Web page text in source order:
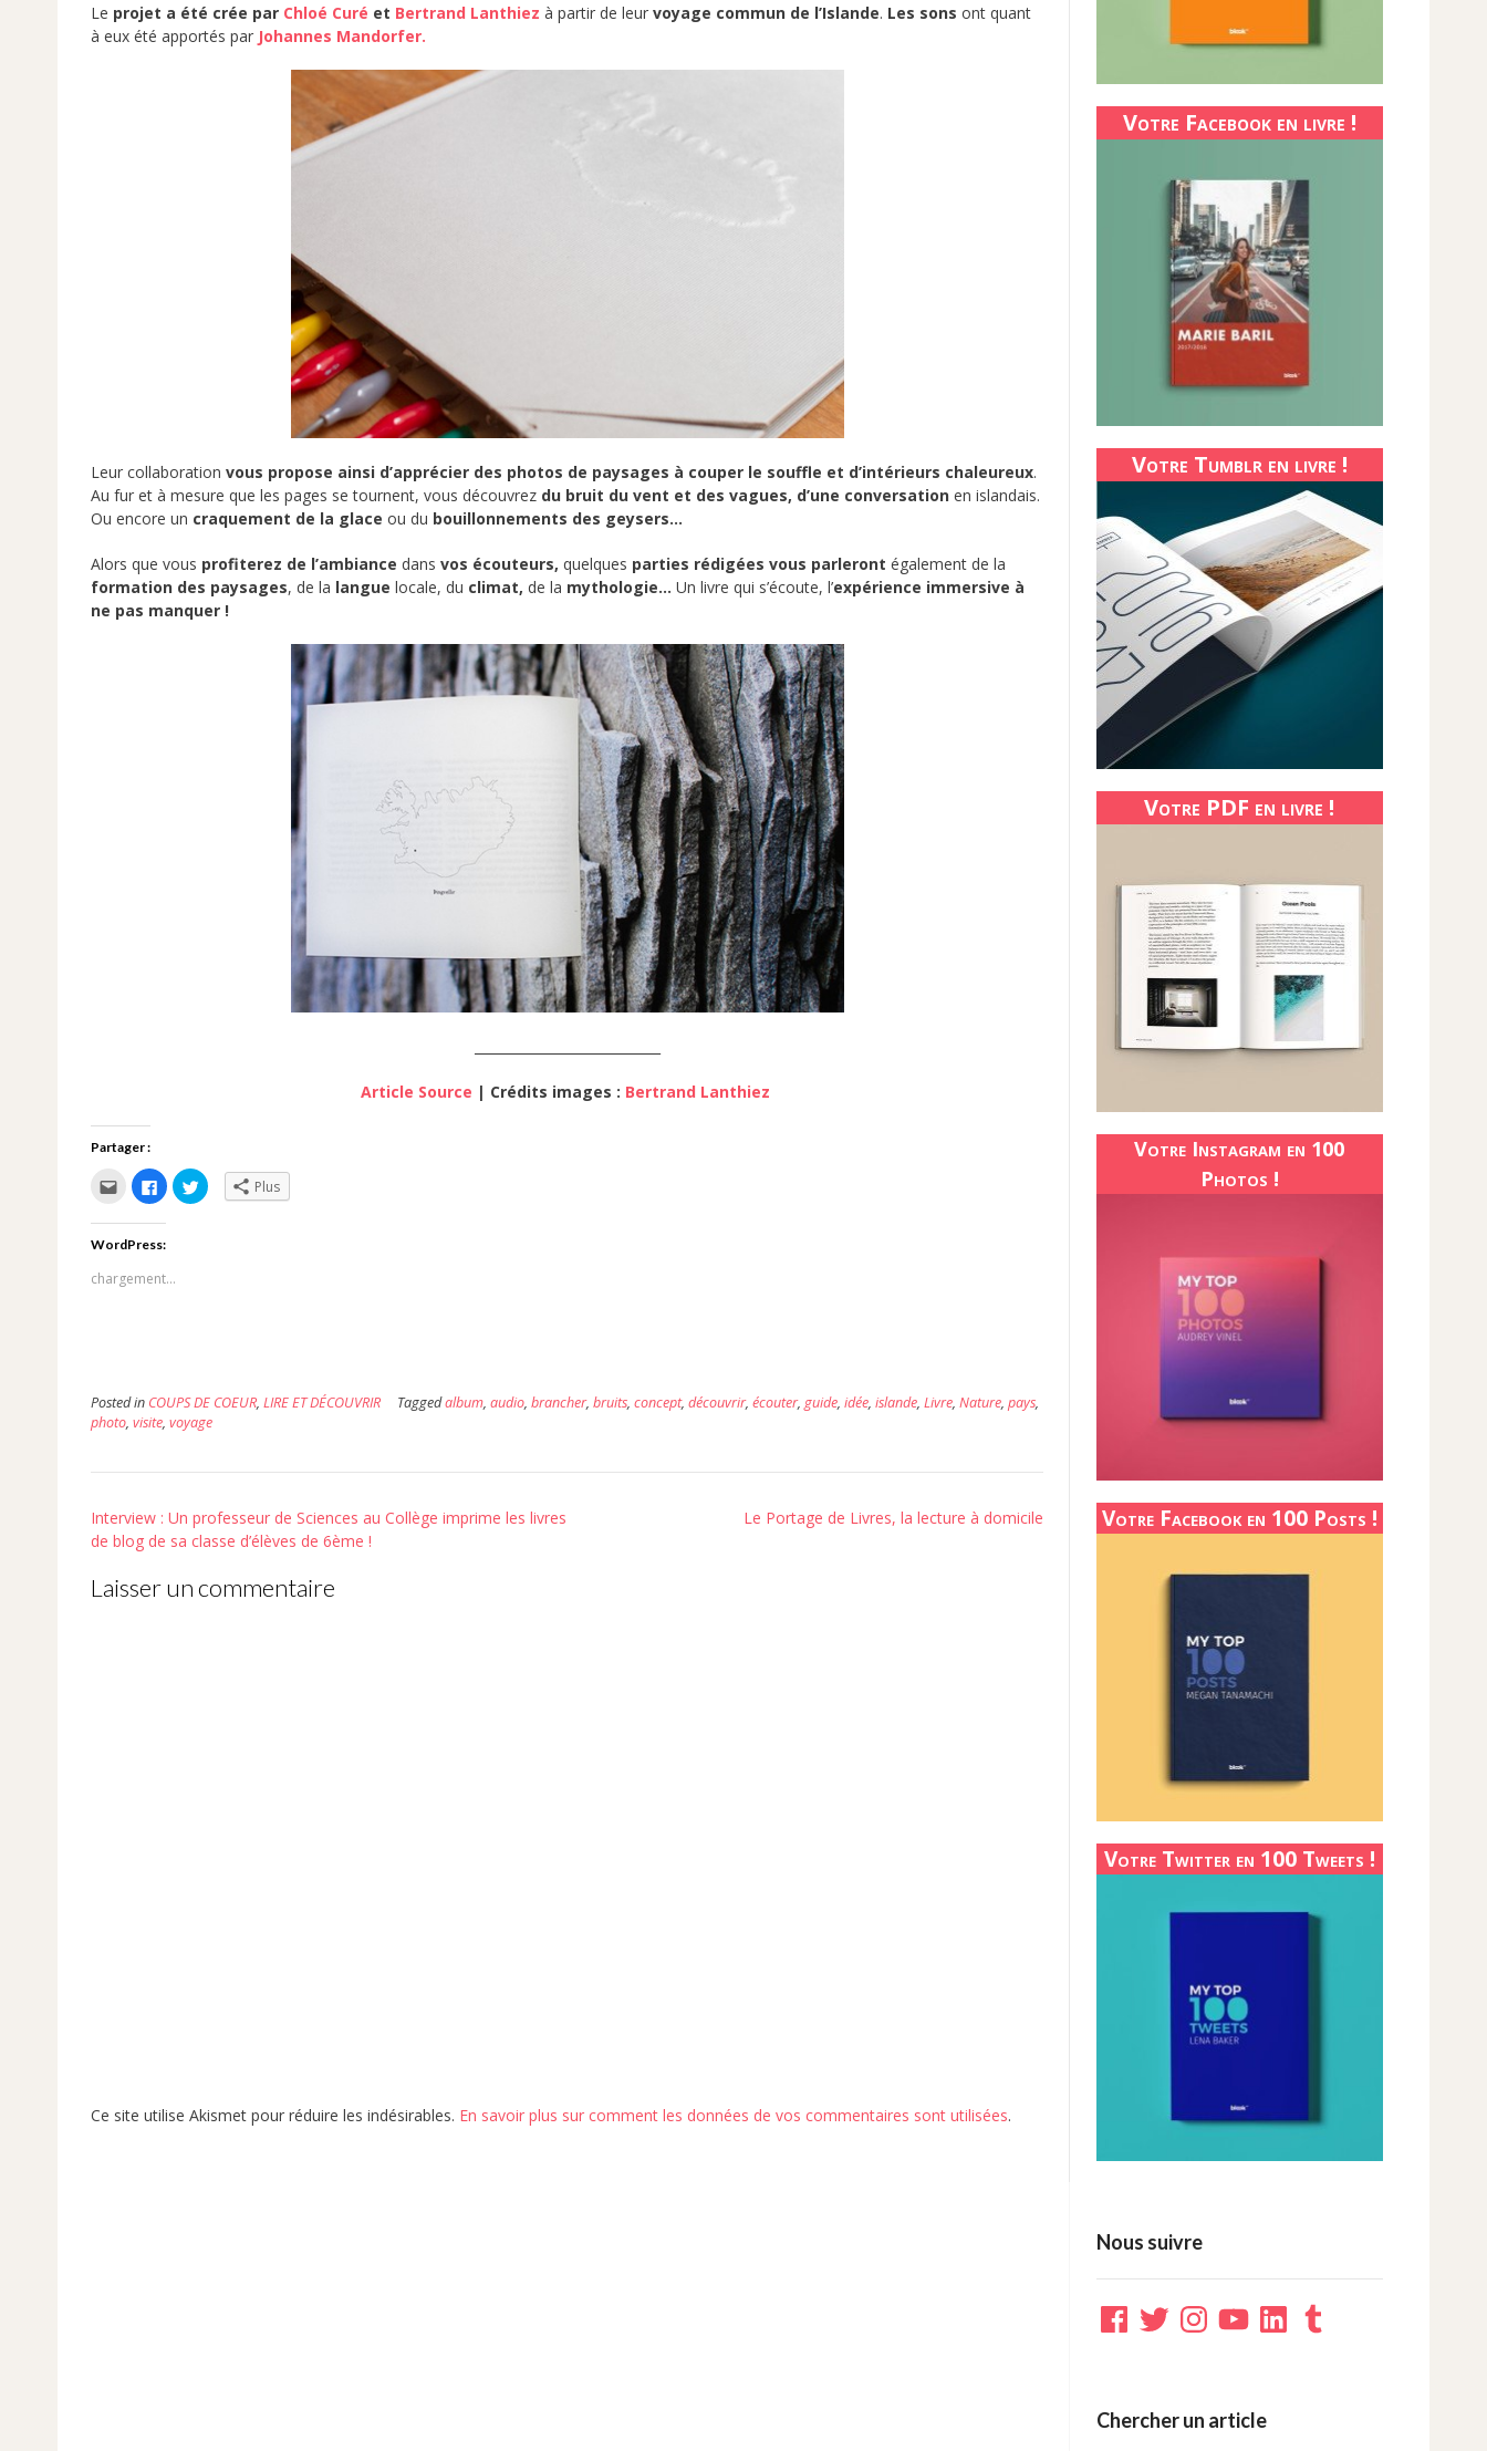
Le projet a été crée par Chloé Curé et Bertrand Lanthiez à partir de leur voyage commun de l’Islande. Les sons ont quant
à eux été apportés par Johannes Mandorfer.
Leur collaboration vous propose ainsi d’apprécier des photos de paysages à couper le souffle et d’intérieurs chaleureux.
Au fur et à mesure que les pages se tournent, vous découvrez du bruit du vent et des vagues, d’une conversation en islandais.
Ou encore un craquement de la glace ou du bouillonnements des geysers…
Alors que vous profiterez de l’ambiance dans vos écouteurs, quelques parties rédigées vous parleront également de la
formation des paysages, de la langue locale, du climat, de la mythologie… Un livre qui s’écoute, l’expérience immersive à
ne pas manquer !
Article Source | Crédits images : Bertrand Lanthiez
Partager :
Cliquez
pour
envoyer
par
e-
mail
un
ami(ouvre
Cliquez
pour
partager
sur
dans
nouvelle
fenêtre)
Cliquez
pour Plus
WordPress:
chargement…
Posted in COUPS DE COEUR, LIRE ET DÉCOUVRIR Taggedalbum, audio, brancher, bruits, concept, découvrir, écouter, guide, idée, islande, Livre, Nature, pays,
photo, visite, voyage
Post
navigation
Interview : Un professeur de Sciences au Collège imprime les livres
de blog de sa classe d’élèves de 6ème !
Le Portage de Livres, la lecture à domicile
Laisser un commentaire
Ce site utilise Akismet pour réduire les indésirables. En savoir plus sur comment les données de vos commentaires sont utilisées.
Votre Facebook en livre !
Votre Tumblr en livre !
Votre PDF en livre !
Votre Instagram en 100
Photos !
Votre Facebook en 100 Posts !
Votre Twitter en 100 Tweets !
Nous suivre
Facebook
TwitterInstagramYouTubeLinkedInTumblr
Chercher un article